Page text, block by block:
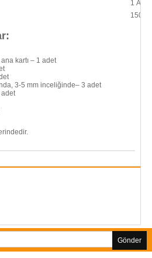
1 A'e
150
kartı – 1 adet
3-5 mm inceliğinde– 3 adet
adet
Gönder